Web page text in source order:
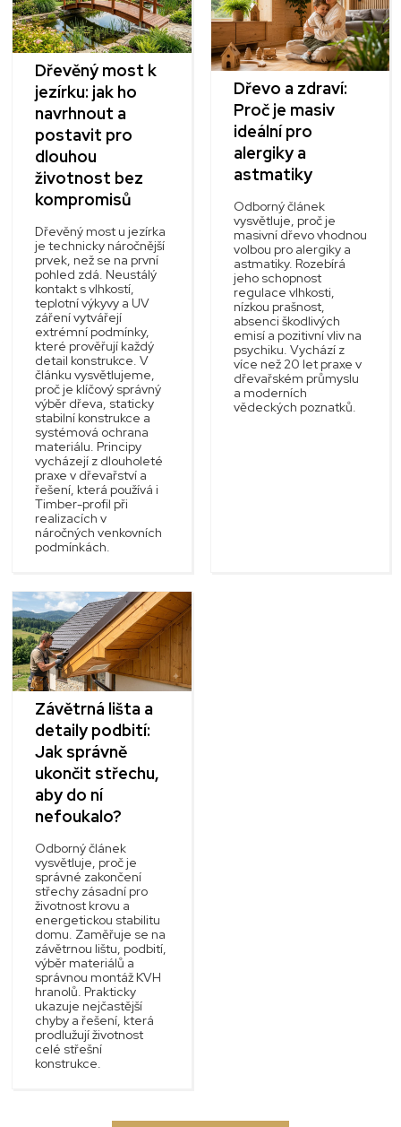
Dřevěný most k
jezírku: jak ho
navrhnout a
postavit pro
dlouhou
životnost bez
kompromisů
Dřevěný most u jezírka
je technicky náročnější
prvek, než se na první
pohled zdá. Neustálý
kontakt s vlhkostí,
teplotní výkyvy a UV
záření vytvářejí
extrémní podmínky,
které prověřují každý
detail konstrukce. V
článku vysvětlujeme,
proč je klíčový správný
výběr dřeva, staticky
stabilní konstrukce a
systémová ochrana
materiálu. Principy
vycházejí z dlouholeté
praxe v dřevařství a
řešení, která používá i
Timber-profil při
realizacích v
náročných venkovních
podmínkách.
Dřevo a zdraví:
Proč je masiv
ideální pro
alergiky a
astmatiky
Odborný článek
vysvětluje, proč je
masivní dřevo vhodnou
volbou pro alergiky a
astmatiky. Rozebírá
jeho schopnost
regulace vlhkosti,
nízkou prašnost,
absenci škodlivých
emisí a pozitivní vliv na
psychiku. Vychází z
více než 20 let praxe v
dřevařském průmyslu
a moderních
vědeckých poznatků.
Závětrná lišta a
detaily podbití:
Jak správně
ukončit střechu,
aby do ní
nefoukalo?
Odborný článek
vysvětluje, proč je
správné zakončení
střechy zásadní pro
životnost krovu a
energetickou stabilitu
domu. Zaměřuje se na
závětrnou lištu, podbití,
výběr materiálů a
správnou montáž KVH
hranolů. Prakticky
ukazuje nejčastější
chyby a řešení, která
prodlužují životnost
celé střešní
konstrukce.